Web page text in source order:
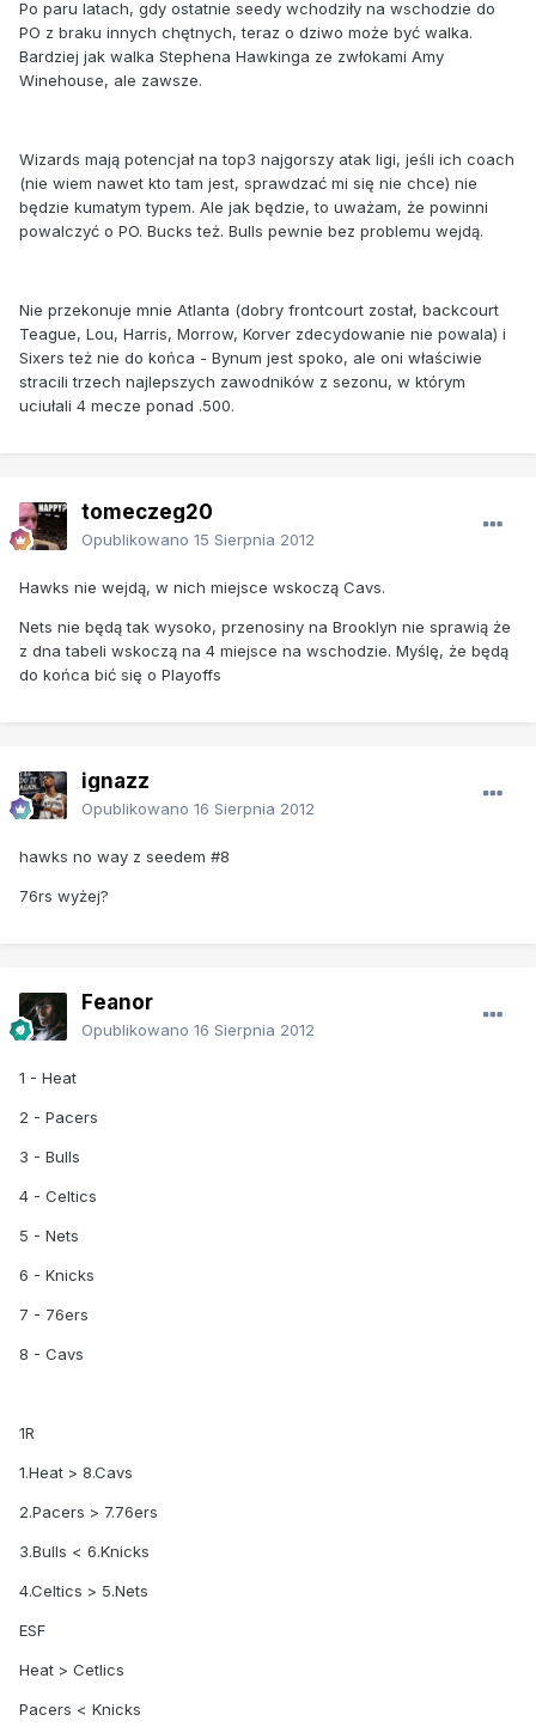
Po paru latach, gdy ostatnie seedy wchodziły na wschodzie do
PO z braku innych chętnych, teraz o dziwo może być walka.
Bardziej jak walka Stephena Hawkinga ze zwłokami Amy
Winehouse, ale zawsze.
Wizards mają potencjał na top3 najgorszy atak ligi, jeśli ich coach
(nie wiem nawet kto tam jest, sprawdzać mi się nie chce) nie
będzie kumatym typem. Ale jak będzie, to uważam, że powinni
powalczyć o PO. Bucks też. Bulls pewnie bez problemu wejdą.
Nie przekonuje mnie Atlanta (dobry frontcourt został, backcourt
Teague, Lou, Harris, Morrow, Korver zdecydowanie nie powala) i
Sixers też nie do końca - Bynum jest spoko, ale oni właściwie
stracili trzech najlepszych zawodników z sezonu, w którym
uciułali 4 mecze ponad .500.
tomeczeg20
Opublikowano 15 Sierpnia 2012
Hawks nie wejdą, w nich miejsce wskoczą Cavs.
Nets nie będą tak wysoko, przenosiny na Brooklyn nie sprawią że
z dna tabeli wskoczą na 4 miejsce na wschodzie. Myślę, że będą
do końca bić się o Playoffs
ignazz
Opublikowano 16 Sierpnia 2012
hawks no way z seedem #8
76rs wyżej?
Feanor
Opublikowano 16 Sierpnia 2012
1 - Heat
2 - Pacers
3 - Bulls
4 - Celtics
5 - Nets
6 - Knicks
7 - 76ers
8 - Cavs
1R
1.Heat > 8.Cavs
2.Pacers > 7.76ers
3.Bulls < 6.Knicks
4.Celtics > 5.Nets
ESF
Heat > Cetlics
Pacers < Knicks